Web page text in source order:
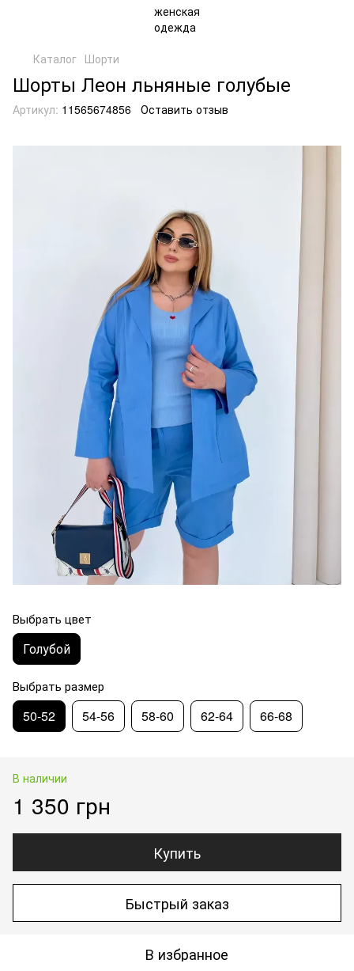
Каталог Шорти
Шорты Леон льняные голубые
Артикул: 11565674856 Оставить отзыв
Выбрать цвет
Голубой
Выбрать размер
50-52 54-56 58-60 62-64 66-68
В наличии
1 350 грн
Купить
Быстрый заказ
В избранное